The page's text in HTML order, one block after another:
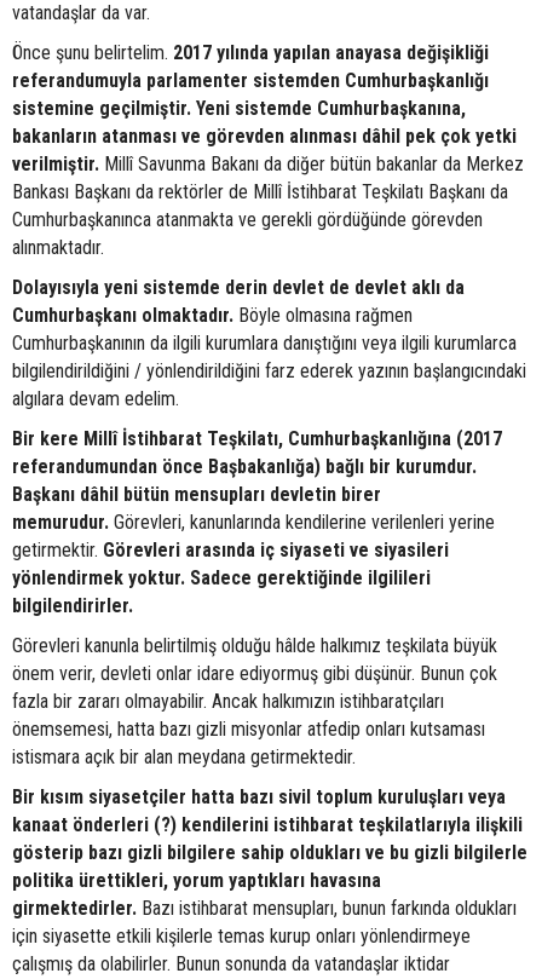
vatandaşlar da var.
Önce şunu belirtelim. 2017 yılında yapılan anayasa değişikliği
referandumuyla parlamenter sistemden Cumhurbaşkanlığı
sistemine geçilmiştir. Yeni sistemde Cumhurbaşkanına,
bakanların atanması ve görevden alınması dâhil pek çok yetki
verilmiştir. Millî Savunma Bakanı da diğer bütün bakanlar da Merkez
Bankası Başkanı da rektörler de Millî İstihbarat Teşkilatı Başkanı da
Cumhurbaşkanınca atanmakta ve gerekli gördüğünde görevden
alınmaktadır.
Dolayısıyla yeni sistemde derin devlet de devlet aklı da
Cumhurbaşkanı olmaktadır. Böyle olmasına rağmen
Cumhurbaşkanının da ilgili kurumlara danıştığını veya ilgili kurumlarca
bilgilendirildiğini / yönlendirildiğini farz ederek yazının başlangıcındaki
algılara devam edelim.
Bir kere Millî İstihbarat Teşkilatı, Cumhurbaşkanlığına (2017
referandumundan önce Başbakanlığa) bağlı bir kurumdur.
Başkanı dâhil bütün mensupları devletin birer
memurudur. Görevleri, kanunlarında kendilerine verilenleri yerine
getirmektir. Görevleri arasında iç siyaseti ve siyasileri
yönlendirmek yoktur. Sadece gerektiğinde ilgilileri
bilgilendirirler.
Görevleri kanunla belirtilmiş olduğu hâlde halkımız teşkilata büyük
önem verir, devleti onlar idare ediyormuş gibi düşünür. Bunun çok
fazla bir zararı olmayabilir. Ancak halkımızın istihbaratçıları
önemsemesi, hatta bazı gizli misyonlar atfedip onları kutsaması
istismara açık bir alan meydana getirmektedir.
Bir kısım siyasetçiler hatta bazı sivil toplum kuruluşları veya
kanaat önderleri (?) kendilerini istihbarat teşkilatlarıyla ilişkili
gösterip bazı gizli bilgilere sahip oldukları ve bu gizli bilgilerle
politika ürettikleri, yorum yaptıkları havasına
girmektedirler. Bazı istihbarat mensupları, bunun farkında oldukları
için siyasette etkili kişilerle temas kurup onları yönlendirmeye
çalışmış da olabilirler. Bunun sonunda da vatandaşlar iktidar